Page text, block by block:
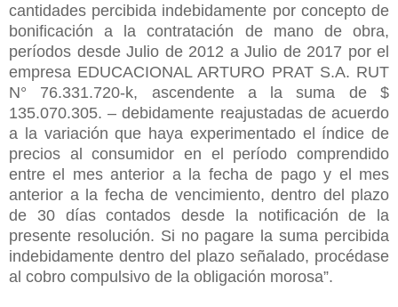
cantidades percibida indebidamente por concepto de
bonificación a la contratación de mano de obra,
períodos desde Julio de 2012 a Julio de 2017 por el
empresa EDUCACIONAL ARTURO PRAT S.A. RUT
N° 76.331.720-k, ascendente a la suma de $
135.070.305. – debidamente reajustadas de acuerdo
a la variación que haya experimentado el índice de
precios al consumidor en el período comprendido
entre el mes anterior a la fecha de pago y el mes
anterior a la fecha de vencimiento, dentro del plazo
de 30 días contados desde la notificación de la
presente resolución. Si no pagare la suma percibida
indebidamente dentro del plazo señalado, procédase
al cobro compulsivo de la obligación morosa”.